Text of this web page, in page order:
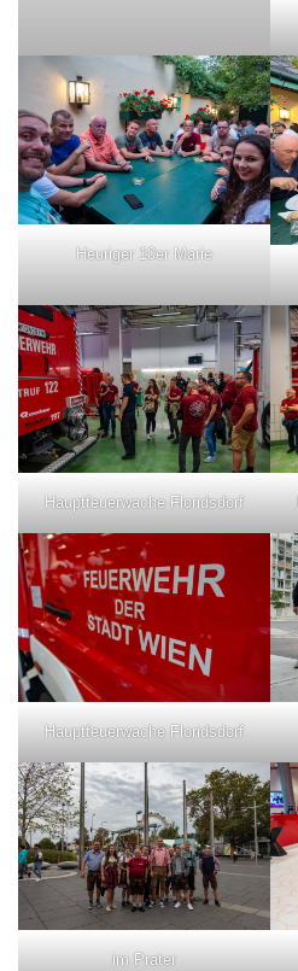
Heuriger 10er Marie
Hauptfeuerwache Floridsdorf
Hauptfeuerwache Floridsdorf
im Prater